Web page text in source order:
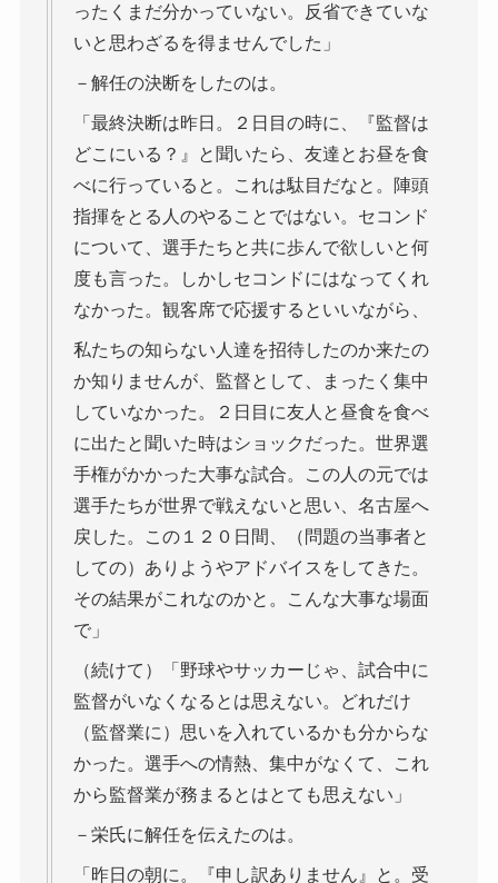
ったくまだ分かっていない。反省できていな
いと思わざるを得ませんでした」
－解任の決断をしたのは。
「最終決断は昨日。２日目の時に、『監督は
どこにいる？』と聞いたら、友達とお昼を食
べに行っていると。これは駄目だなと。陣頭
指揮をとる人のやることではない。セコンド
について、選手たちと共に歩んで欲しいと何
度も言った。しかしセコンドにはなってくれ
なかった。観客席で応援するといいながら、
私たちの知らない人達を招待したのか来たの
か知りませんが、監督として、まったく集中
していなかった。２日目に友人と昼食を食べ
に出たと聞いた時はショックだった。世界選
手権がかかった大事な試合。この人の元では
選手たちが世界で戦えないと思い、名古屋へ
戻した。この１２０日間、（問題の当事者と
しての）ありようやアドバイスをしてきた。
その結果がこれなのかと。こんな大事な場面
で」
（続けて）「野球やサッカーじゃ、試合中に
監督がいなくなるとは思えない。どれだけ
（監督業に）思いを入れているかも分からな
かった。選手への情熱、集中がなくて、これ
から監督業が務まるとはとても思えない」
－栄氏に解任を伝えたのは。
「昨日の朝に。『申し訳ありません』と。受